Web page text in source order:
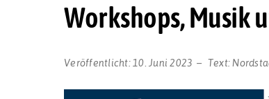
Workshops, Musik
Veröffentlicht: 10. Juni 2023 Text: